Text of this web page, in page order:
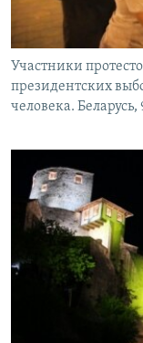
Участники
президентских
человека.